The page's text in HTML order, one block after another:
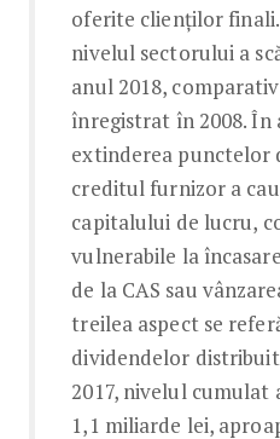
oferite clienților
nivelul sectorului a
anul 2018,
înregistrat în 2008. În
extinderea punctelor
creditul furnizor a
capitalului de lucru,
vulnerabile la
de la CAS sau
treilea aspect se
dividendelor
2017, nivelul cumulat
1,1 miliarde lei,